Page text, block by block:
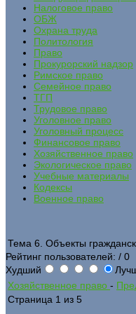
Налоговое право
ОБЖ
Охрана труда
Политология
Право
Прокурорский надзор
Римское право
Семейное право
ТГП
Трудовое право
Уголовное право
Уголовный процесс
Финансовое право
Хозяйственное право
Экологическое право
Учебные материалы
Кодексы
Военное право
Тема 6. Объекты
Рейтинг пользователей: / 0
Худший
Хозяйственное право -
Страница 1 из 5